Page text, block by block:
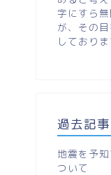
字にすら
が、その
しており
過去記
地震を予
ついて